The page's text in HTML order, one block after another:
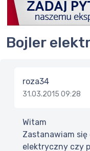
bojler
roza34
31.03.2015 09:28
Witam
Zastanawiam
elektryczny czy